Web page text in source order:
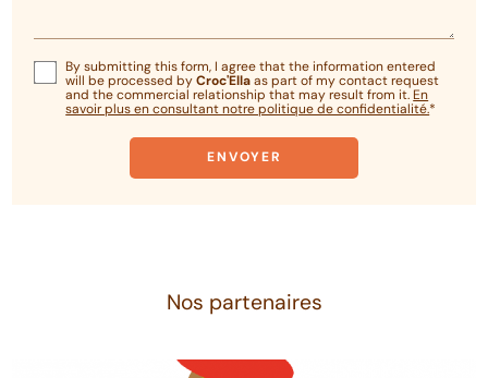
By submitting this form, I agree that the information entered
will be processed byCroc'Ella as part of my contact request
and the commercial relationship that may result from it. En
savoir plus en consultant notre politique de confidentialité.*
Nos partenaires